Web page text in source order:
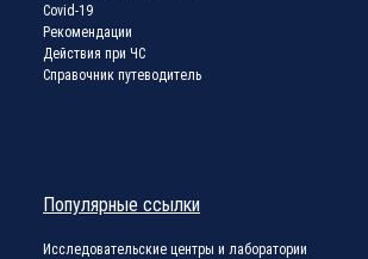
Covid-19
Рекомендации
Действия при ЧС
Справочник путеводитель
Популярные ссылки
Исследовательские центры и лаборатории